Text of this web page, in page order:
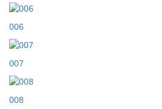
006
007
008